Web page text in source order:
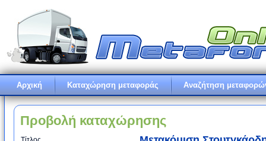
Αρχική Καταχώρηση μεταφοράς Αναζήτηση
Προβολή καταχώρησης